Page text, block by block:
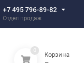
+7 495 796-89-82
Отдел продаж
0
Корзина